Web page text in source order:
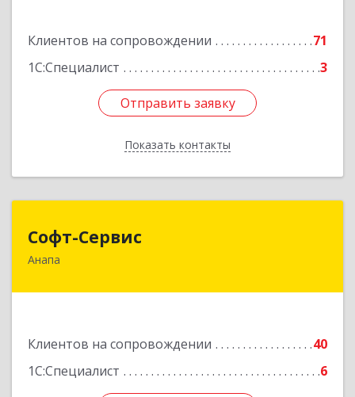
Клиентов на сопровождении
71
1С:Специалист
3
Отправить заявку
Показать контакты
Отправить заявку
Назад
Софт-Сервис
Анапа
Клиентов на сопровождении
40
1С:Специалист
6
353440, Краснодарский край, Анапский р-н,